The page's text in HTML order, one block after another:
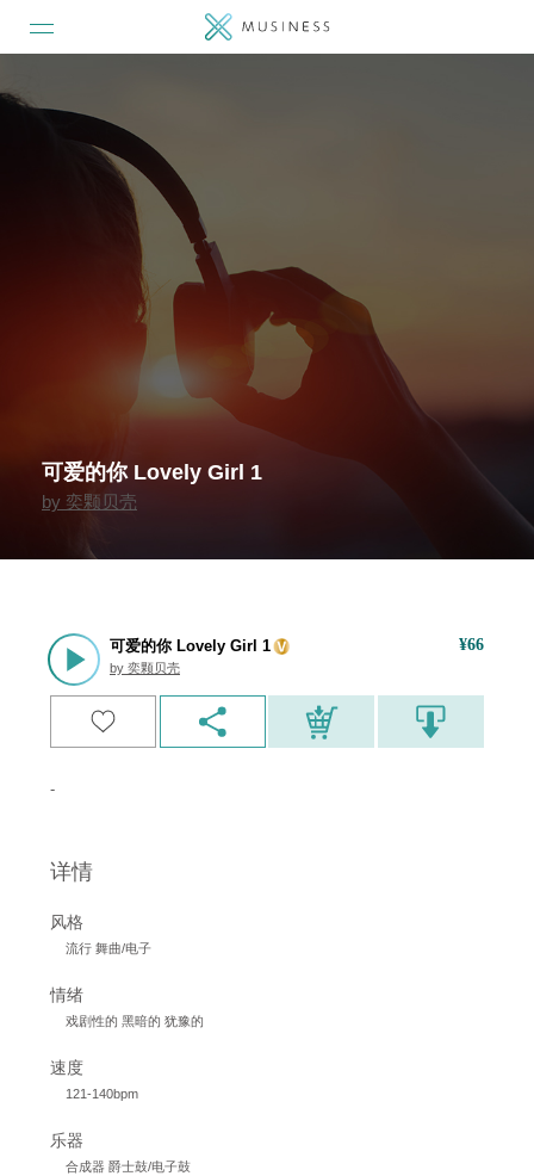
可爱的你 Lovely Girl 1
by 奕颗贝壳
可爱的你 Lovely Girl 1
by 奕颗贝壳
¥66
-
详情
风格
流行 舞曲/电子
情绪
戏剧性的 黑暗的 犹豫的
速度
121-140bpm
乐器
合成器 爵士鼓/电子鼓